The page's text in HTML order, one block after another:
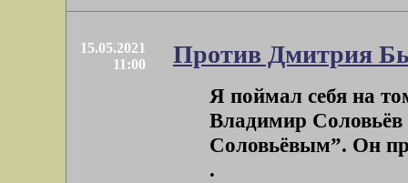
15.05.2021
11:00
Против Дмитрия
Я поймал себя на
Владимир Соловьёв
Соловьёвым”. Он
.